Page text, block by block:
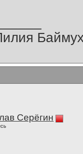
Серёгин